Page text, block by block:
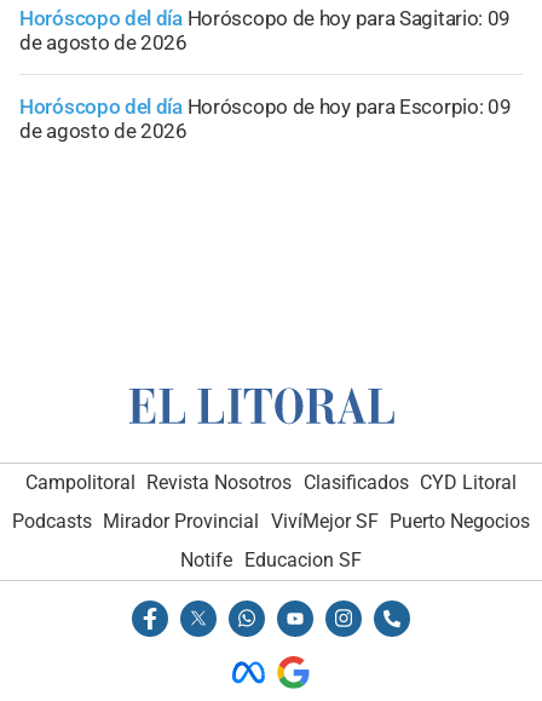
Horóscopo del día Horóscopo de hoy para Sagitario: 09
de agosto de 2026
Horóscopo del día Horóscopo de hoy para Escorpio: 09
de agosto de 2026
Campolitoral Revista Nosotros Clasificados CYD Litoral
Podcasts Mirador Provincial VivíMejor SF Puerto Negocios
Notife Educacion SF